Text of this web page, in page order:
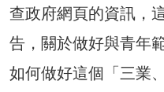
查政府網頁的資訊，
告，關於做好與青年
如何做好這個「三業